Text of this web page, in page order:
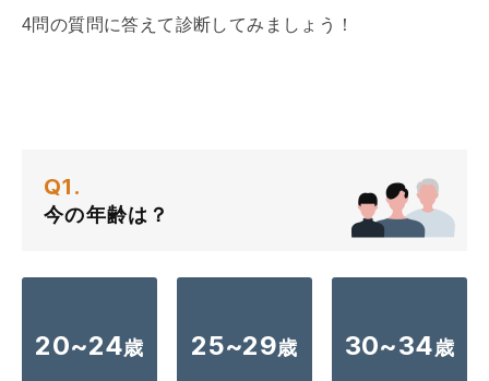
4問の質問に答えて診断してみましょう！
Q1.
今の年齢は？
20~24歳 25~29歳 30~34 歳